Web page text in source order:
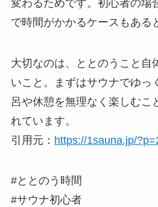
変わるためです。初心者の場
で時間がかかるケースもある
大切なのは、ととのうこと自
いこと。まずはサウナでゆっ
呂や休憩を無理なく楽しむこ
れています。
引用元： https://1sauna.jp/
#ととのう時間
#サウナ初心者